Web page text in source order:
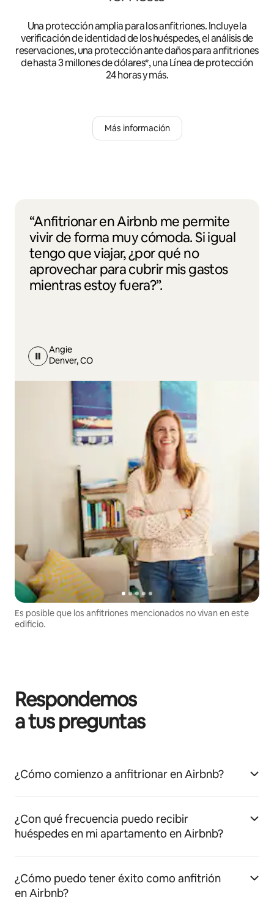
Una protección amplia para los anfitriones. Incluye la
verificación de identidad de los huéspedes, el análisis de
reservaciones, una protección ante daños para anfitriones
de hasta 3 millones de dólares*, una Línea de protección
24 horas y más.
Más información
“Anfitrionar en Airbnb me permite
vivir de forma muy cómoda. Si igual
tengo que viajar, ¿por qué no
aprovechar para cubrir mis gastos
mientras estoy fuera?”.
Angie
Denver, CO
Es posible que los anfitriones mencionados no vivan en este
edificio.
Respondemos
a tus preguntas
¿Cómo comienzo a anfitrionar en Airbnb?
¿Con qué frecuencia puedo recibir
huéspedes en mi apartamento en Airbnb?
¿Cómo puedo tener éxito como anfitrión
en Airbnb?